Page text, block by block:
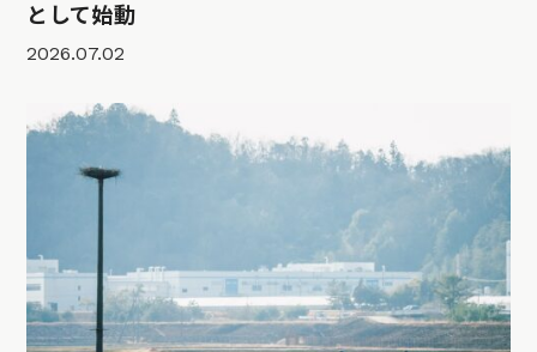
として始動
2026.07.02